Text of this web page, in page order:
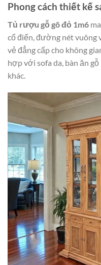
Phong cách thiết kế
Tủ rượu gỗ gõ đỏ 1m6
cổ điển, đường nét vuông
vẻ đẳng cấp cho không
hợp với sofa da, bàn ăn
khác.